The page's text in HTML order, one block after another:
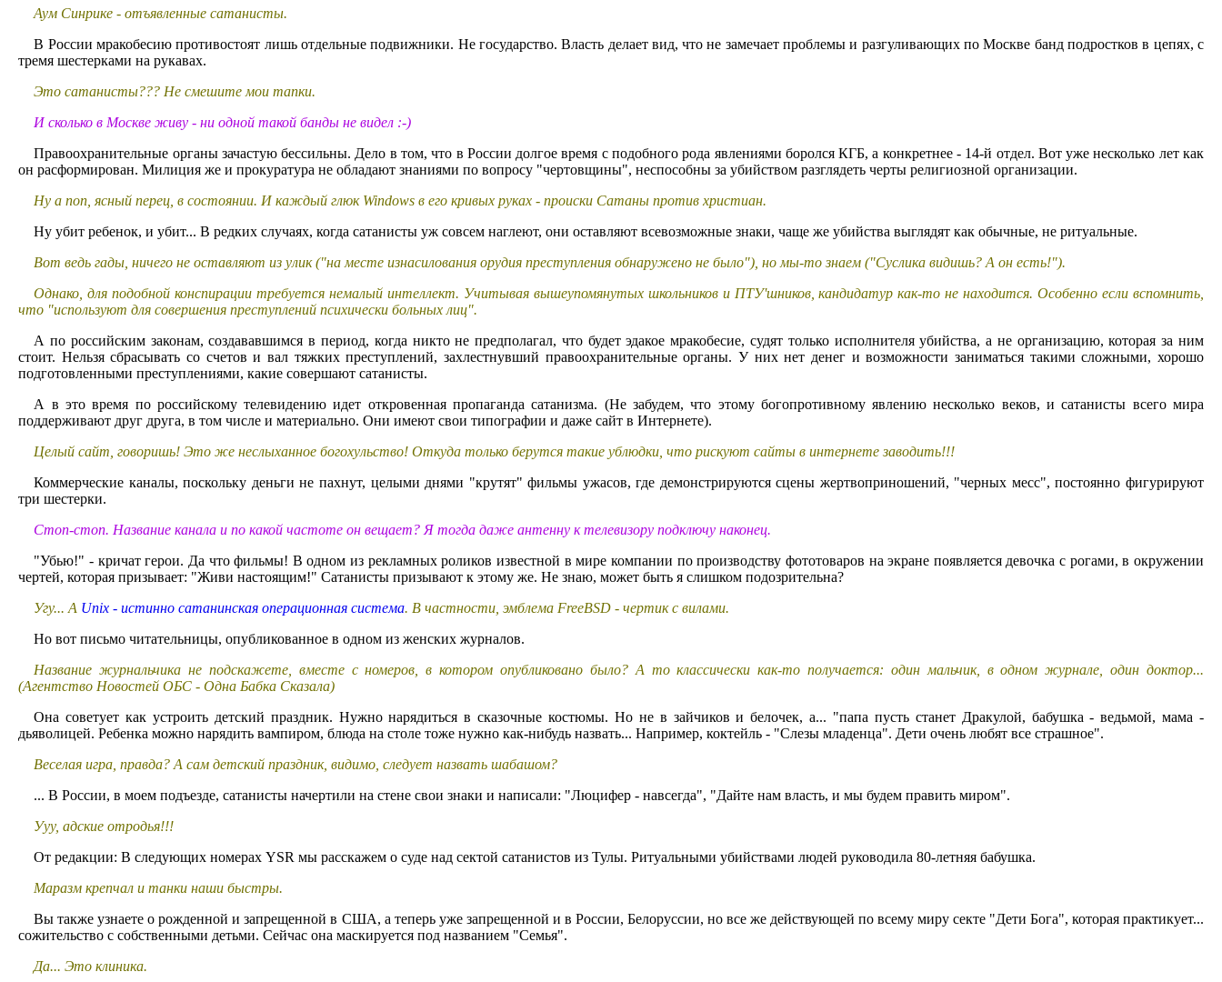
Аум Синрике - отъявленные сатанисты.
В России мракобесию противостоят лишь отдельные подвижники. Не государство. Власть делает вид, что не замечает проблемы и разгуливающих по Москве банд подростков в цепях, с
тремя шестерками на рукавах.
Это сатанисты??? Не смешите мои тапки.
И сколько в Москве живу - ни одной такой банды не видел :-)
Правоохранительные органы зачастую бессильны. Дело в том, что в России долгое время с подобного рода явлениями боролся КГБ, а конкретнее - 14-й отдел. Вот уже несколько лет как
он расформирован. Милиция же и прокуратура не обладают знаниями по вопросу "чертовщины", неспособны за убийством разглядеть черты религиозной организации.
Ну а поп, ясный перец, в состоянии. И каждый глюк Windows в его кривых руках - происки Сатаны против христиан.
Ну убит ребенок, и убит... В редких случаях, когда сатанисты уж совсем наглеют, они оставляют всевозможные знаки, чаще же убийства выглядят как обычные, не ритуальные.
Вот ведь гады, ничего не оставляют из улик ("на месте изнасилования орудия преступления обнаружено не было"), но мы-то знаем ("Суслика видишь? А он есть!").
Однако, для подобной конспирации требуется немалый интеллект. Учитывая вышеупомянутых школьников и ПТУ'шников, кандидатур как-то не находится. Особенно если вспомнить,
что "используют для совершения преступлений психически больных лиц".
А по российским законам, создававшимся в период, когда никто не предполагал, что будет эдакое мракобесие, судят только исполнителя убийства, а не организацию, которая за ним
стоит. Нельзя сбрасывать со счетов и вал тяжких преступлений, захлестнувший правоохранительные органы. У них нет денег и возможности заниматься такими сложными, хорошо
подготовленными преступлениями, какие совершают сатанисты.
А в это время по российскому телевидению идет откровенная пропаганда сатанизма. (Не забудем, что этому богопротивному явлению несколько веков, и сатанисты всего мира
поддерживают друг друга, в том числе и материально. Они имеют свои типографии и даже сайт в Интернете).
Целый сайт, говоришь! Это же неслыханное богохульство! Откуда только берутся такие ублюдки, что рискуют сайты в интернете заводить!!!
Коммерческие каналы, поскольку деньги не пахнут, целыми днями "крутят" фильмы ужасов, где демонстрируются сцены жертвоприношений, "черных месс", постоянно фигурируют
три шестерки.
Стоп-стоп. Название канала и по какой частоте он вещает? Я тогда даже антенну к телевизору подключу наконец.
"Убью!" - кричат герои. Да что фильмы! В одном из рекламных роликов известной в мире компании по производству фототоваров на экране появляется девочка с рогами, в окружении
чертей, которая призывает: "Живи настоящим!" Сатанисты призывают к этому же. Не знаю, может быть я слишком подозрительна?
Угу... А Unix - истинно сатанинская операционная система. В частности, эмблема FreeBSD - чертик с вилами.
Но вот письмо читательницы, опубликованное в одном из женских журналов.
Название журнальчика не подскажете, вместе с номеров, в котором опубликовано было? А то классически как-то получается: один мальчик, в одном журнале, один доктор...
(Агентство Новостей ОБС - Одна Бабка Сказала)
Она советует как устроить детский праздник. Нужно нарядиться в сказочные костюмы. Но не в зайчиков и белочек, а... "папа пусть станет Дракулой, бабушка - ведьмой, мама -
дьяволицей. Ребенка можно нарядить вампиром, блюда на столе тоже нужно как-нибудь назвать... Например, коктейль - "Слезы младенца". Дети очень любят все страшное".
Веселая игра, правда? А сам детский праздник, видимо, следует назвать шабашом?
... В России, в моем подъезде, сатанисты начертили на стене свои знаки и написали: "Люцифер - навсегда", "Дайте нам власть, и мы будем править миром".
Ууу, адские отродья!!!
От редакции: В следующих номерах YSR мы расскажем о суде над сектой сатанистов из Тулы. Ритуальными убийствами людей руководила 80-летняя бабушка.
Маразм крепчал и танки наши быстры.
Вы также узнаете о рожденной и запрещенной в США, а теперь уже запрещенной и в России, Белоруссии, но все же действующей по всему миру секте "Дети Бога", которая практикует...
сожительство с собственными детьми. Сейчас она маскируется под названием "Семья".
Да... Это клиника.